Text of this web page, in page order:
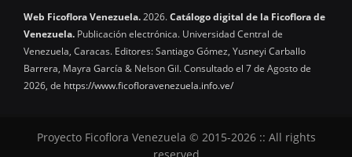
Web Ficoflora Venezuela.2026.Catálogo digital de la Ficoflora de
Venezuela. Publicación electrónica. Universidad Central de
Venezuela, Caracas. Editores: Santiago Gómez, Yusneyi Carballo
Barrera, Mayra García & Nelson Gil. Consultado el 7 de Agosto de
2026, de https://www.ficofloravenezuela.info.ve/
Proyecto Ficoflora Venezuela © 2015-2026 :: All rights